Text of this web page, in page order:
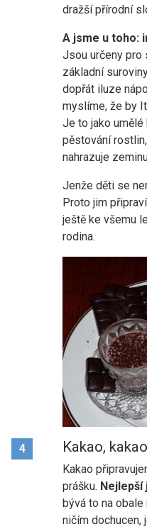
dražší přírodní
A jsme u toho:
Jsou určeny pro
základní
dopřát iluze
myslíme, že by
Je to jako
pěstování
nahrazuje
Jenže děti se
Proto jim
ještě ke všemu
rodina.
4 Kakao,
Kakao
prášku. Nejlepší
bývá to na obale
ničím dochucen,